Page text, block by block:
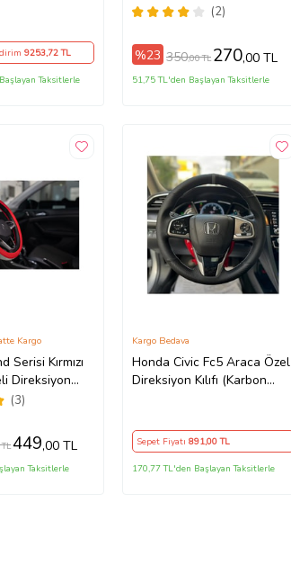
9253,72 TL
Taksitlerle
(2)
%23 350,00 TL 270,00 TL
51,75 TL'den Başlayan Taksitlerle
Serisi Kırmızı
Direksiyon
(3)
Kargo
449,00 TL
Taksitlerle
Honda Civic Fc5 Araca Özel
Direksiyon Kılıfı (Karbon
Kargo Bedava
Sepet Fiyatı891,00 TL
170,77 TL'den Başlayan Taksitlerle